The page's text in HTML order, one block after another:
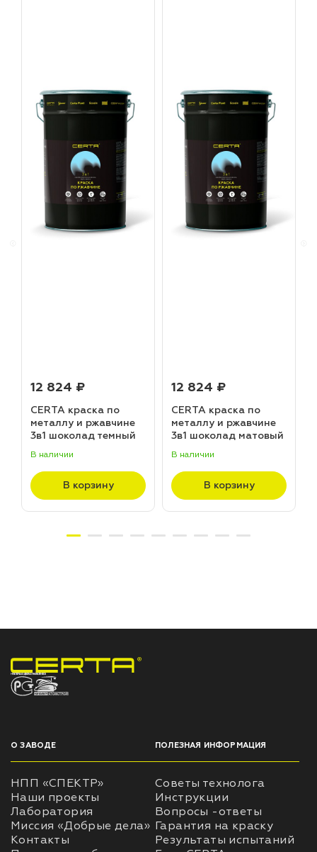
12 824 ₽
CERTA краска по
металлу и ржавчине
3в1 шоколад темный
(20,0кг)
В наличии
В корзину
12 824 ₽
CERTA краска по
металлу и ржавчине
3в1 шоколад матовый
В наличии
В корзину
НПП «СПЕКТР» ЗАВОД ЛАКОКРАСОЧНЫХ МАТЕРИАЛОВ
О ЗАВОДЕ
НПП «СПЕКТР»
Наши проекты
Лаборатория
Миссия «Добрые дела»
Контакты
ПОЛЕЗНАЯ ИНФОРМАЦИЯ
Советы технолога
Инструкции
Вопросы -ответы
Гарантия на краску
Результаты испытаний